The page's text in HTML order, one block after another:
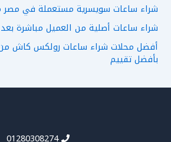
شراء ساعات سويسرية مستعملة في مصر
شراء ساعات أصلية من العميل مباشرة بعد
أفضل محلات شراء ساعات رولكس كاش
بأفضل تقييم
01280308274